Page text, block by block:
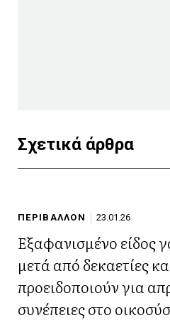
Σχετικά άρθρα
ΠΕΡΙΒΑΛΛΟΝ 23.01.26
Εξαφανισμένο είδος
μετά από δεκαετίες
προειδοποιούν για
συνέπειες στο